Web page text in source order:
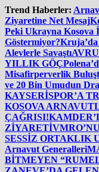
İçeriğe
atla
Trend Haberler:
Ziyaretine Net Mesaj
Peki Ukrayna Kosova
Göstermiyor?
Alevlerle Savaştı
YILLIK GÖÇ
Misafirperverlik
ve 20 Bin Umudun
KAYSERİSPOR’A
KOSOVA
ÇAĞRISI!
ZİYARETİ
SESSİZ ORTAKLIK
Arnavut Generalleri
BİTMEYEN